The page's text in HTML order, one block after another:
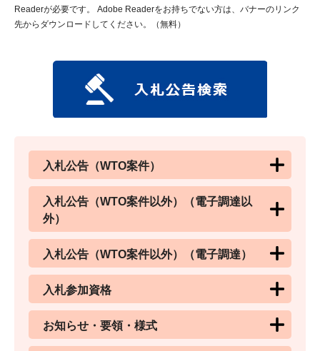
Readerが必要です。
Adobe Readerをお持ちでない方は、バナーのリンク
先からダウンロードしてください。（無料）
入札公告（WTO案件）
入札公告（WTO案件以外）（電子調達以
外）
入札公告（WTO案件以外）（電子調達）
入札参加資格
お知らせ・要領・様式